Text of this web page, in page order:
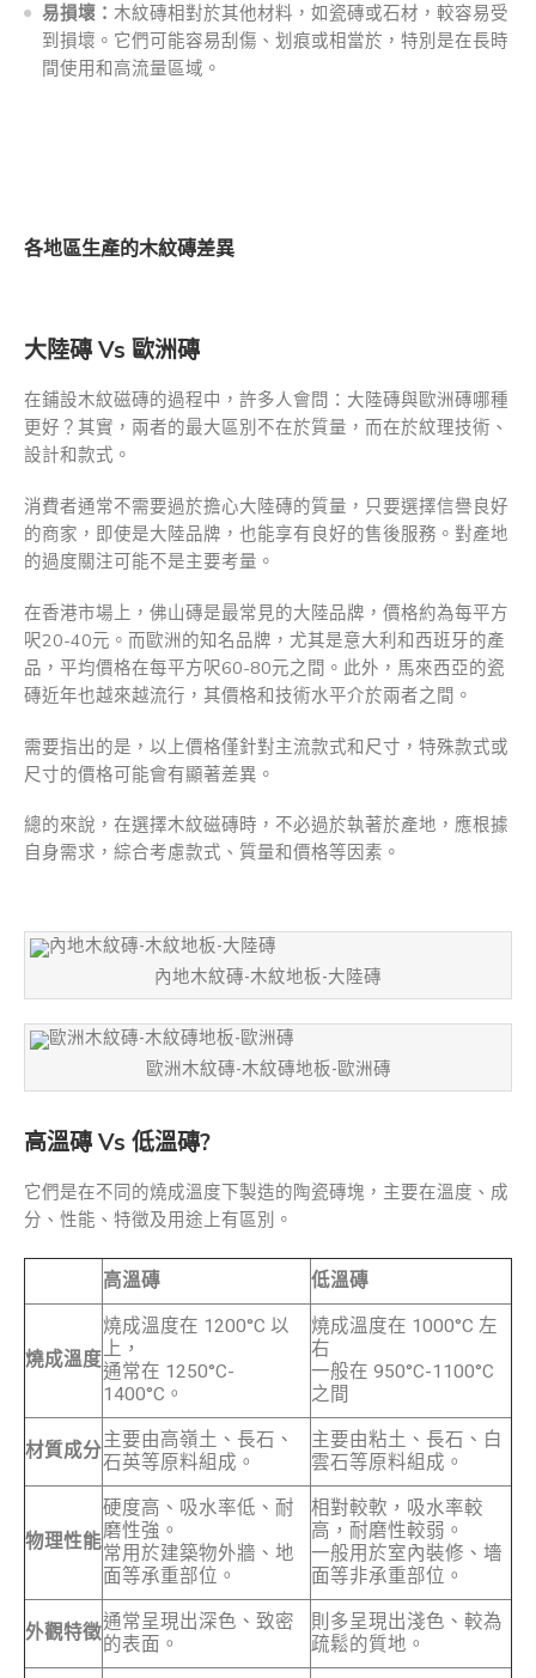
易損壞： 木紋磚相對於其他材料，如瓷磚或石材，較容易受
到損壞。它們可能容易刮傷、划痕或相當於，特別是在長時
間使用和高流量區域。
各地區生產的木紋磚差異
大陸磚 Vs 歐洲磚
在鋪設木紋磁磚的過程中，許多人會問：大陸磚與歐洲磚哪種
更好？其實，兩者的最大區別不在於質量，而在於紋理技術、
設計和款式。
消費者通常不需要過於擔心大陸磚的質量，只要選擇信譽良好
的商家，即使是大陸品牌，也能享有良好的售後服務。對產地
的過度關注可能不是主要考量。
在香港市場上，佛山磚是最常見的大陸品牌，價格約為每平方
呎20-40元。而歐洲的知名品牌，尤其是意大利和西班牙的產
品，平均價格在每平方呎60-80元之間。此外，馬來西亞的瓷
磚近年也越來越流行，其價格和技術水平介於兩者之間。
需要指出的是，以上價格僅針對主流款式和尺寸，特殊款式或
尺寸的價格可能會有顯著差異。
總的來說，在選擇木紋磁磚時，不必過於執著於產地，應根據
自身需求，綜合考慮款式、質量和價格等因素。
內地木紋磚-木紋地板-大陸磚
歐洲木紋磚-木紋磚地板-歐洲磚
高溫磚 Vs 低溫磚?
它們是在不同的燒成溫度下製造的陶瓷磚塊，主要在溫度、成
分、性能、特徵及用途上有區別。
高溫磚 低溫磚
燒成溫度
燒成溫度在 1200°C 以
上，
通常在 1250°C-
1400°C。
燒成溫度在 1000°C 左
右
一般在 950°C-1100°C
之間
材質成分主要由高嶺土、長石、
石英等原料組成。
主要由粘土、長石、白
雲石等原料組成。
物理性能
硬度高、吸水率低、耐
磨性強。
常用於建築物外牆、地
面等承重部位。
相對較軟，吸水率較
高，耐磨性較弱。
一般用於室內裝修、墻
面等非承重部位。
外觀特徵通常呈現出深色、致密
的表面。
則多呈現出淺色、較為
疏鬆的質地。